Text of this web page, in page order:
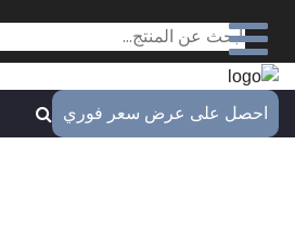
على عرض سعر فوري